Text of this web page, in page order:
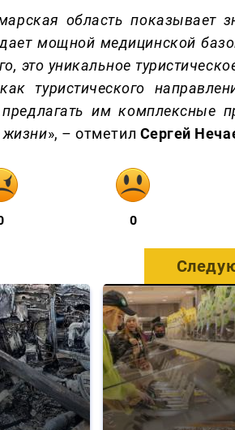
область показывает
мощной медицинской
это уникальное
туристического
предлагать им
жизни», – отметил Сергей
0